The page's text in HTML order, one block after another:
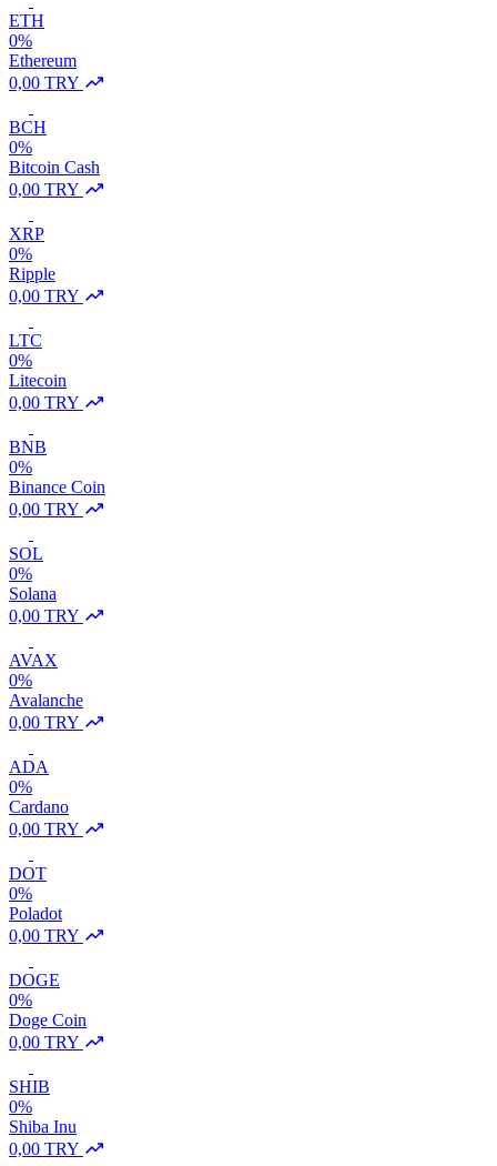
ETH
0%
Ethereum
0,00 TRY
BCH
0%
Bitcoin Cash
0,00 TRY
XRP
0%
Ripple
0,00 TRY
LTC
0%
Litecoin
0,00 TRY
BNB
0%
Binance Coin
0,00 TRY
SOL
0%
Solana
0,00 TRY
AVAX
0%
Avalanche
0,00 TRY
ADA
0%
Cardano
0,00 TRY
DOT
0%
Poladot
0,00 TRY
DOGE
0%
Doge Coin
0,00 TRY
SHIB
0%
Shiba Inu
0,00 TRY